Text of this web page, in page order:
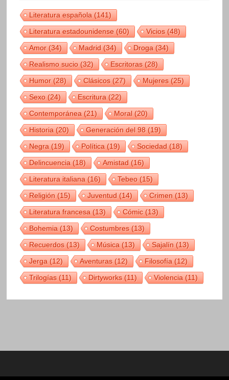
Literatura española(141)
Literatura estadounidense(60) Vicios(48)
Amor(34) Madrid(34) Droga(34)
Realismo sucio(32) Escritoras(28)
Humor(28) Clásicos(27) Mujeres(25)
Sexo(24) Escritura(22)
Contemporánea(21) Moral(20)
Historia(20) Generación del 98(19)
Negra(19) Política(19) Sociedad(18)
Delincuencia(18) Amistad(16)
Literatura italiana(16) Tebeo(15)
Religión(15) Juventud(14) Crimen(13)
Literatura francesa(13) Cómic(13)
Bohemia(13) Costumbres(13)
Recuerdos(13) Música(13) Sajalín(13)
Jerga(12) Aventuras(12) Filosofía(12)
Trilogías(11) Dirtyworks(11) Violencia(11)